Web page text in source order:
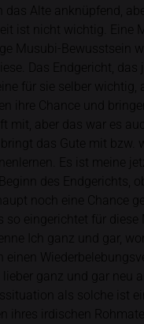
das Alte anknüpfend,
ist nicht wichtig. Eine
Musubi-Bewusstsein
Das Endgericht, das
für sie selber wichtig,
ihre Chance und
mit, aber das war es
das Gute mit bzw.
Es ist meine
des Endgerichts,
noch eine Chance
so eingerichtet für diese
Ich ganz und gar,
einen
lieber ganz und gar neu
als solche ist
ihres irdischen